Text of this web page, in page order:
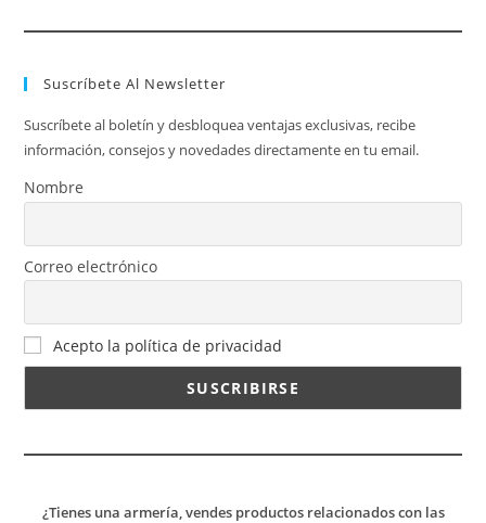
Suscríbete Al Newsletter
Suscríbete al boletín y desbloquea ventajas exclusivas, recibe
información, consejos y novedades directamente en tu email.
Nombre
Correo electrónico
Acepto la política de privacidad
¿Tienes una armería, vendes productos relacionados con las